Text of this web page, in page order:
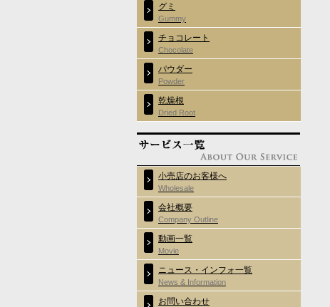
グミ
Gummy
チョコレート
Chocolate
パウダー
Powder
乾燥根
Dried Root
小売店のお客様へ
Wholesale
会社概要
Company Outline
動画一覧
Movie
ニュース・インフォ一覧
News & Information
お問い合わせ